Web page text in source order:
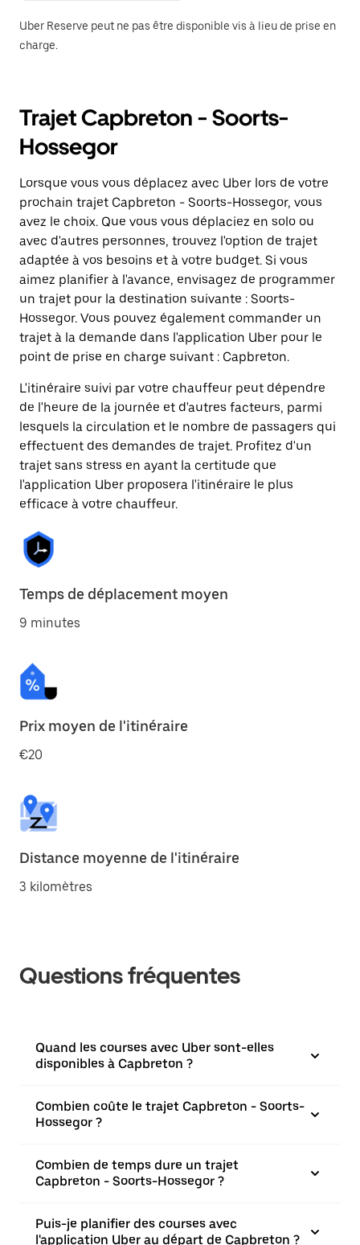
calendrier.
Uber Reserve peut ne pas être disponible vis à lieu de prise en
charge.
Trajet Capbreton - Soorts-
Hossegor
Lorsque vous vous déplacez avec Uber lors de votre
prochain trajet Capbreton - Soorts-Hossegor, vous
avez le choix. Que vous vous déplaciez en solo ou
avec d'autres personnes, trouvez l'option de trajet
adaptée à vos besoins et à votre budget. Si vous
aimez planifier à l'avance, envisagez de programmer
un trajet pour la destination suivante : Soorts-
Hossegor. Vous pouvez également commander un
trajet à la demande dans l'application Uber pour le
point de prise en charge suivant : Capbreton.
L'itinéraire suivi par votre chauffeur peut dépendre
de l'heure de la journée et d'autres facteurs, parmi
lesquels la circulation et le nombre de passagers qui
effectuent des demandes de trajet. Profitez d'un
trajet sans stress en ayant la certitude que
l'application Uber proposera l'itinéraire le plus
efficace à votre chauffeur.
Temps de déplacement moyen
9 minutes
Prix moyen de l'itinéraire
€20
Distance moyenne de l'itinéraire
3 kilomètres
Questions fréquentes
Quand les courses avec Uber sont-elles
disponibles à Capbreton ?
Combien coûte le trajet Capbreton - Soorts-
Hossegor ?
Combien de temps dure un trajet
Capbreton - Soorts-Hossegor ?
Puis-je planifier des courses avec
l'application Uber au départ de Capbreton ?